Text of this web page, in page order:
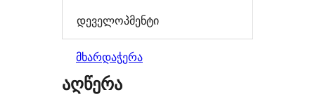
დეველოპმენტი
მხარდაჭერა
აღწერა